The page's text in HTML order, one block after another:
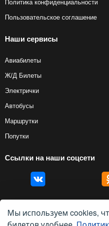
Политика конфиденциальности
Пользовательское соглашение
Наши сервисы
Авиабилеты
Ж/Д Билеты
Электрички
Автобусы
Маршрутки
Попутки
Ссылки на наши соцсети
Мы используем cookies,